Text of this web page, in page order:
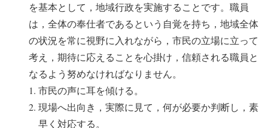
を基本として，地域行政を実施することです。職員
は，全体の奉仕者であるという自覚を持ち，地域全体
の状況を常に視野に入れながら，市民の立場に立って
考え，期待に応えることを心掛け，信頼される職員と
なるよう努めなければなりません。
市民の声に耳を傾ける。
現場へ出向き，実際に見て，何が必要か判断し，素
早く対応する。